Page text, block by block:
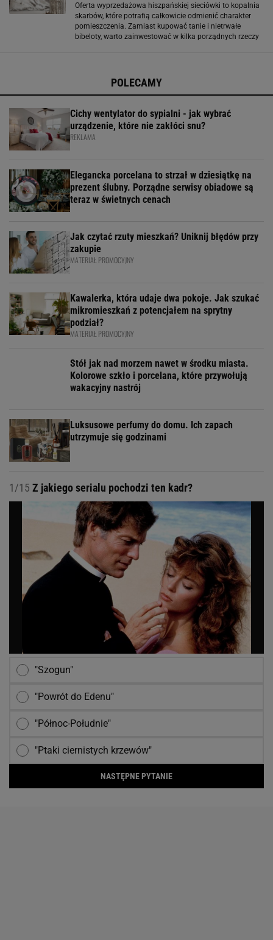
Oferta wyprzedażowa hiszpańskiej sieciówki to kopalnia
skarbów, które potrafią całkowicie odmienić charakter
pomieszczenia. Zamiast kupować tanie i nietrwałe
bibeloty, warto zainwestować w kilka porządnych rzeczy
POLECAMY
Cichy wentylator do sypialni - jak wybrać
urządzenie, które nie zakłóci snu?
REKLAMA
Elegancka porcelana to strzał w dziesiątkę na
prezent ślubny. Porządne serwisy obiadowe są
teraz w świetnych cenach
Jak czytać rzuty mieszkań? Uniknij błędów przy
zakupie
MATERIAŁ PROMOCYJNY
Kawalerka, która udaje dwa pokoje. Jak szukać
mikromieszkań z potencjałem na sprytny
podział?
MATERIAŁ PROMOCYJNY
Stół jak nad morzem nawet w środku miasta.
Kolorowe szkło i porcelana, które przywołują
wakacyjny nastrój
Luksusowe perfumy do domu. Ich zapach
utrzymuje się godzinami
1/15 Z jakiego serialu pochodzi ten kadr?
"Szogun"
"Powrót do Edenu"
"Północ-Południe"
"Ptaki ciernistych krzewów"
NASTĘPNE PYTANIE